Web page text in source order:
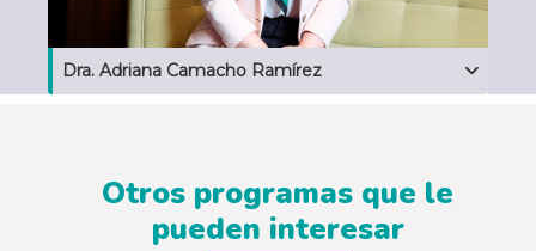
Dra. Adriana Camacho Ramírez
Otros programas que le
pueden interesar